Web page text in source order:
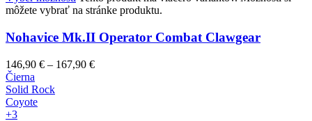
môžete vybrať na stránke produktu.
Nohavice Mk.II Operator Combat Clawgear
146,90 € – 167,90 €
Čierna
Solid Rock
Coyote
+3